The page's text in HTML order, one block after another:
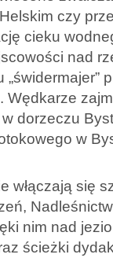
czy
cieku
nad
Wędkarze
dorzeczu
w
się
nim nad
ścieżki